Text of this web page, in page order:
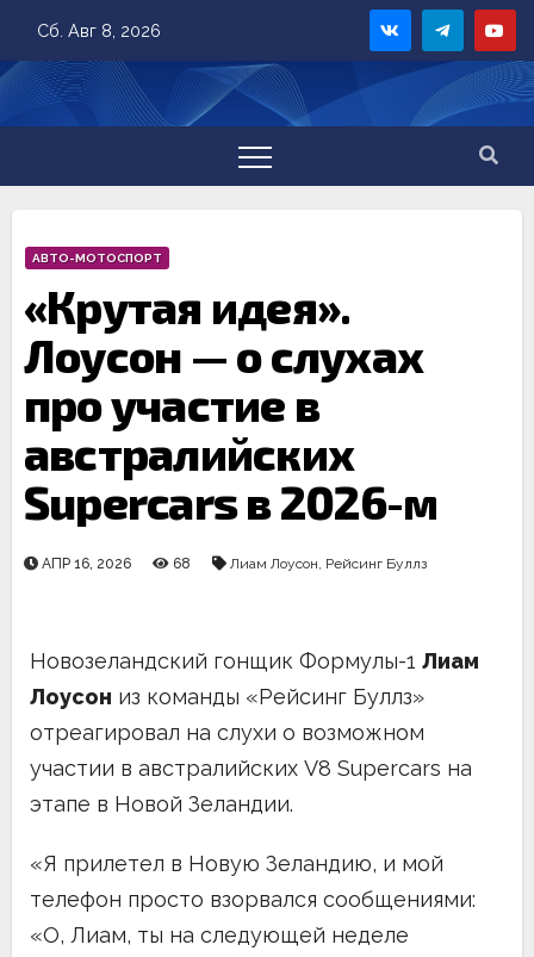
content
Сб. Авг 8, 2026
АВТО-МОТОСПОРТ
«Крутая идея».
Лоусон — о слухах
про участие в
австралийских
Supercars в 2026-м
АПР 16, 2026 68 Лиам Лоусон, Рейсинг Буллз
Новозеландский гонщик Формулы-1 Лиам
Лоусон из команды «Рейсинг Буллз»
отреагировал на слухи о возможном
участии в австралийских V8 Supercars на
этапе в Новой Зеландии.
«Я прилетел в Новую Зеландию, и мой
телефон просто взорвался сообщениями:
«О, Лиам, ты на следующей неделе